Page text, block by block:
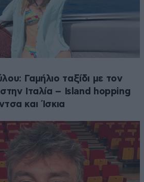
Γαμήλιο ταξίδι με τον
Ιταλία – Island hopping
και Ίσκια